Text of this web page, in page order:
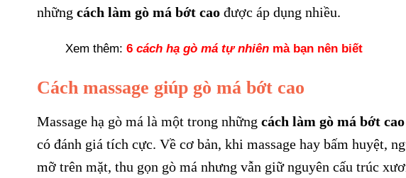
những cách làm gò má bớt cao được áp dụng nhiều.
Xem thêm: 6 cách hạ gò má tự nhiên mà bạn nên biết
Cách massage giúp gò má bớt cao
Massage hạ gò má là một trong những cách làm gò má bớt cao
có đánh giá tích cực. Về cơ bản, khi massage hay bấm huyệt,
mỡ trên mặt, thu gọn gò má nhưng vẫn giữ nguyên cấu trúc